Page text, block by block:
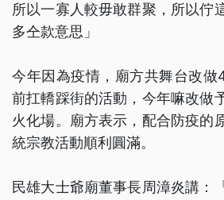
所以一寡人較毋敢群聚，所以佇
多仝款意思」
今年因為疫情，廟方共舞台改做
前扛轎踩街的活動，今年嘛改做
火化場。廟方表示，配合防疫的
統宗教活動順利圓滿。
民雄大士爺廟董事長周漳炎講：